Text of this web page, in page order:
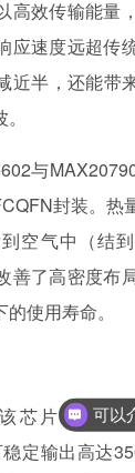
高效传输能量
应速度远超传
近半，还能带
与
封装。热
空气中（结
善了高密度布
使用寿命。
芯片组构建
定输出高达